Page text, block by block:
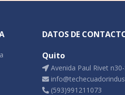
DATOS DE
Quito
Avenida Paul Rivet
(593)991211073